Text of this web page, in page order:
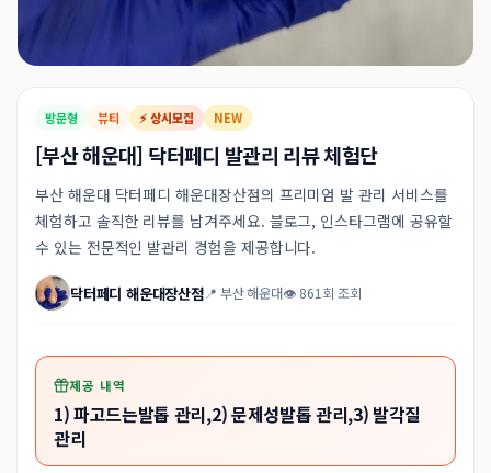
방문형 뷰티 ⚡ 상시모집 NEW
[부산 해운대] 닥터페디 발관리 리뷰 체험단
부산 해운대 닥터페디 해운대장산점의 프리미엄 발 관리 서비스를
체험하고 솔직한 리뷰를 남겨주세요. 블로그, 인스타그램에 공유할
수 있는 전문적인 발관리 경험을 제공합니다.
닥터페디 해운대장산점📍 부산 해운대👁 861회 조회
제공 내역
1) 파고드는발톱 관리,2) 문제성발톱 관리,3) 발각질
관리